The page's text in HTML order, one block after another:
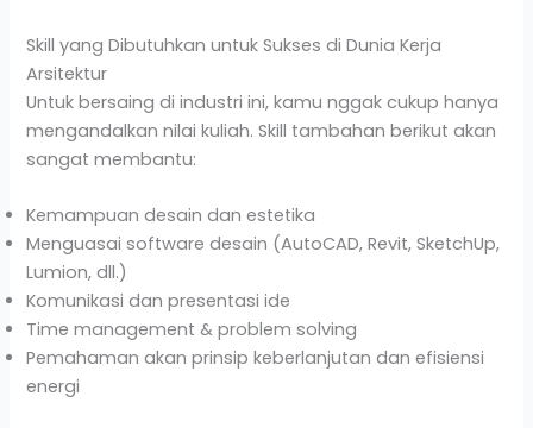
Skill yang Dibutuhkan untuk Sukses di Dunia Kerja
Arsitektur
Untuk bersaing di industri ini, kamu nggak cukup hanya
mengandalkan nilai kuliah. Skill tambahan berikut akan
sangat membantu:
Kemampuan desain dan estetika
Menguasai software desain (AutoCAD, Revit, SketchUp,
Lumion, dll.)
Komunikasi dan presentasi ide
Time management & problem solving
Pemahaman akan prinsip keberlanjutan dan efisiensi
energi